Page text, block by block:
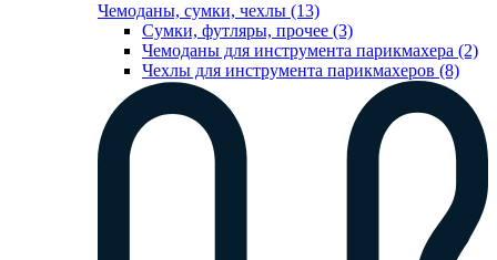
Чемоданы, сумки, чехлы (13)
Сумки, футляры, прочее (3)
Чемоданы для инструмента парикмахера (2)
Чехлы для инструмента парикмахеров (8)